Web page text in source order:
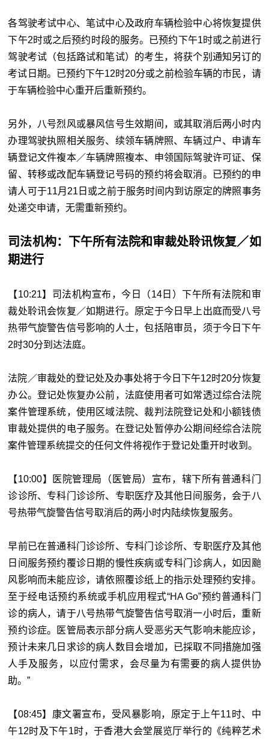
各驾驶考试中心、笔试中心及政府车辆检验中心将恢复提供
下午2时或之后预约时段的服务。已预约下午1时或之前进行
驾驶考试（包括路试和笔试）的考生，将获个别通知另订的
考试日期。已预约下午12时20分或之前检验车辆的市民，请
于车辆检验中心重开后重新预约。
另外，八号烈风或暴风信号生效期间，或其取消后两小时内
办理驾驶执照相关服务、续领车辆牌照、车辆过户、申请车
辆登记文件複本／车辆牌照複本、申领国际驾驶许可证、保
留、转移或改配车辆登记号码的预约将会取消。已预约的申
请人可于11月21日或之前于服务时间内到访原定的牌照事务
处递交申请，无需重新预约。
司法机构：下午所有法院和审裁处聆讯恢复／如
期进行
【10:21】司法机构宣布，今日（14日）下午所有法院和审
裁处聆讯会恢复／如期进行。原定于今日早上出庭而受八号
热带气旋警告信号影响的人士，包括陪审员，须于今日下午
2时30分到达法庭。
法院／审裁处的登记处及办事处将于今日下午12时20分恢复
办公。登记处恢复办公前，法庭使用者可如常透过综合法院
案件管理系统，使用区域法院、裁判法院登记处和小额钱债
审裁处提供的电子服务。在登记处暂停办公期间经综合法院
案件管理系统提交的任何文件将视作于登记处重开时收到。
【10:00】医院管理局（医管局）宣布，辖下所有普通科门
诊诊所、专科门诊诊所、专职医疗及其他日间服务，会于八
号热带气旋警告信号取消后的两小时内陆续恢复服务。
早前已在普通科门诊诊所、专科门诊诊所、专职医疗及其他
日间服务预约覆诊日期的慢性疾病或专科门诊病人，如因颱
风影响而未能应诊，请依照覆诊纸上的指示处理预约安排。
至于经电话预约系统或手机应用程式“HA Go”预约普通科门
诊的病人，请于八号热带气旋警告信号取消一小时后，重新
预约诊症。医管局表示部分病人受恶劣天气影响未能应诊，
预计未来几日求诊的病人数目会增加，已採取不同措施加强
人手及服务，以应付需求，会尽量为有需要的病人提供协
助。”
【08:45】康文署宣布，受风暴影响，原定于上午11时、中
午12时及下午1时，于香港大会堂展览厅举行的《纯粹艺术